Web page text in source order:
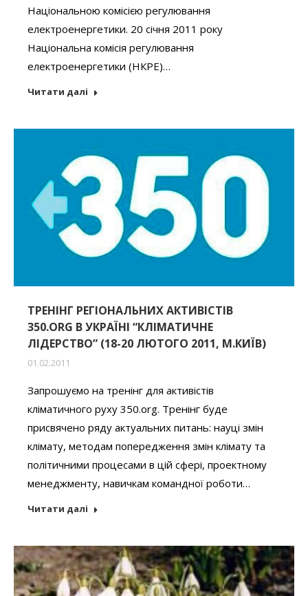
Національною комісією регулювання
електроенергетики. 20 січня 2011 року
Національна комісія регулювання
електроенергетики (НКРЕ)…
Читати далі
ТРЕНІНГ РЕГІОНАЛЬНИХ АКТИВІСТІВ
350.ORG В УКРАЇНІ “КЛІМАТИЧНЕ
ЛІДЕРСТВО” (18-20 ЛЮТОГО 2011, М.КИЇВ)
01.02.2011
Запрошуємо на тренінг для активістів
кліматичного руху 350.org. Тренінг буде
присвячено ряду актуальних питань: науці змін
клімату, методам попередження змін клімату та
політичними процесами в цій сфері, проектному
менеджменту, навичкам командної роботи…
Читати далі